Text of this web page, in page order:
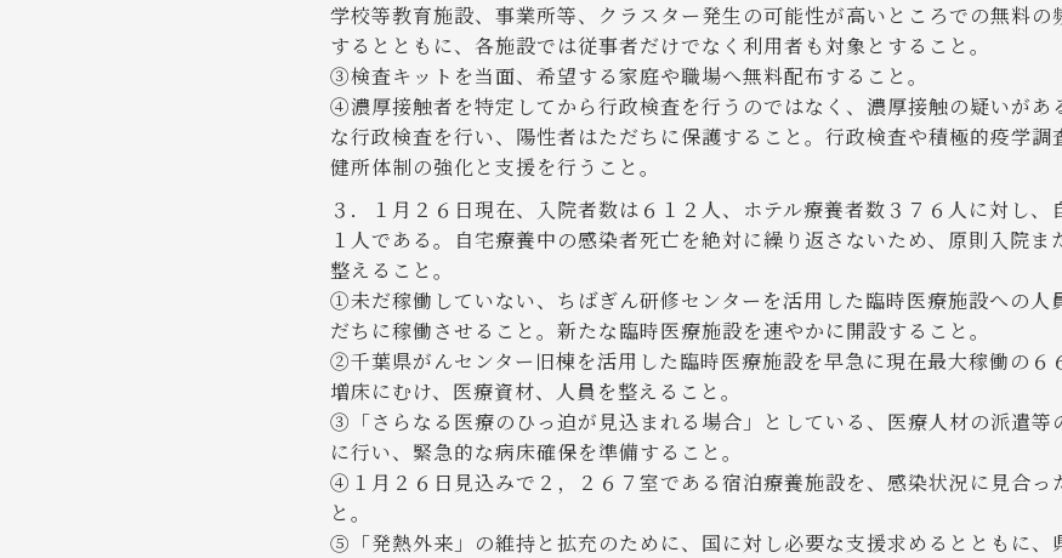
学校等教育施設、事業所等、クラスター発生の可能性が高いところでの無料の
するとともに、各施設では従事者だけでなく利用者も対象とすること。
③検査キットを当面、希望する家庭や職場へ無料配布すること。
④濃厚接触者を特定してから行政検査を行うのではなく、濃厚接触の疑いがあ
な行政検査を行い、陽性者はただちに保護すること。行政検査や積極的疫学
健所体制の強化と支援を行うこと。
３．１月２６日現在、入院者数は６１２人、ホテル療養者数３７６人に対し、
１人である。自宅療養中の感染者死亡を絶対に繰り返さないため、原則入院ま
整えること。
①未だ稼働していない、ちばぎん研修センターを活用した臨時医療施設への人
だちに稼働させること。新たな臨時医療施設を速やかに開設すること。
②千葉県がんセンター旧棟を活用した臨時医療施設を早急に現在最大稼働の６
増床にむけ、医療資材、人員を整えること。
③「さらなる医療のひっ迫が見込まれる場合」としている、医療人材の派遣等
に行い、緊急的な病床確保を準備すること。
④１月２６日見込みで２，２６７室である宿泊療養施設を、感染状況に見合っ
と。
⑤「発熱外来」の維持と拡充のために、国に対し必要な支援求めるとともに、